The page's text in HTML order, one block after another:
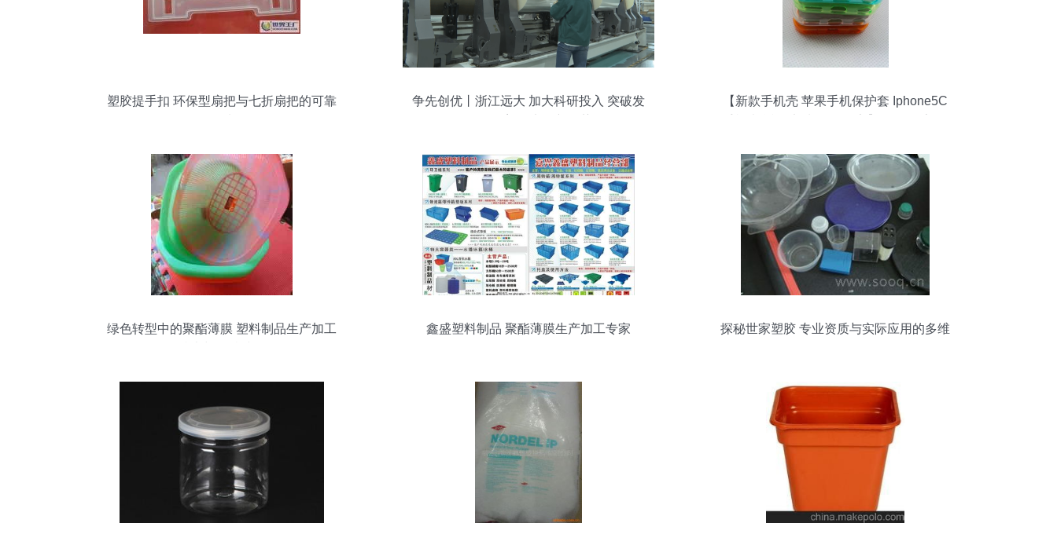
塑胶提手扣 环保型扇把与七折扇把的可靠
争先创优丨浙江远大 加大科研投入 突破发
【新款手机壳 苹果手机保护套 Iphone5C
马顿特塑料制品厂-
绿色转型中的聚酯薄膜 塑料制品生产加工
鑫盛塑料制品 聚酯薄膜生产加工专家
探秘世家塑胶 专业资质与实际应用的多维